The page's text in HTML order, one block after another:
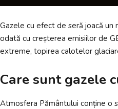
Gazele cu efect de seră joacă
odată cu creșterea emisiilor de
extreme, topirea calotelor
Care sunt gazele
Atmosfera Pământului conține o